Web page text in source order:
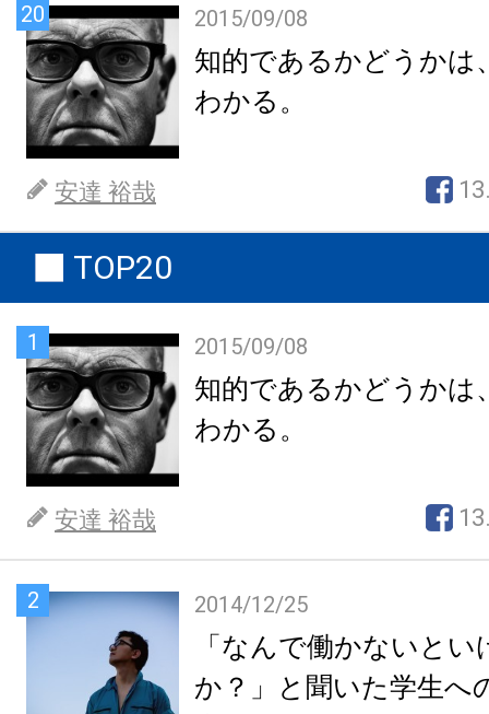
20 2015/09/08
知的であるかどうかは
わかる。
安達 裕哉
TOP20
1 2015/09/08
知的であるかどうかは
わかる。
安達 裕哉
2 2014/12/25
「なんで働かないと
か？」と聞いた学生へ